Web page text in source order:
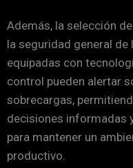
Además, la selección
la seguridad general de
equipadas con
control pueden alertar
sobrecargas,
decisiones informadas
para mantener un
productivo.